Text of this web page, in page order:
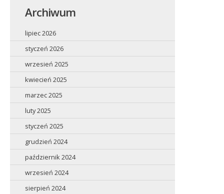
Archiwum
lipiec 2026
styczeń 2026
wrzesień 2025
kwiecień 2025
marzec 2025
luty 2025
styczeń 2025
grudzień 2024
październik 2024
wrzesień 2024
sierpień 2024